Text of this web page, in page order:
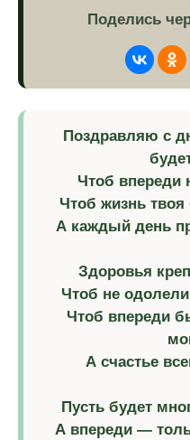
Поделись
Поздравляю с
Чтоб впереди
Чтоб жизнь
А каждый день
Здоровья
Чтоб не
Чтоб впереди
А счастье
Пусть будет
А впереди —